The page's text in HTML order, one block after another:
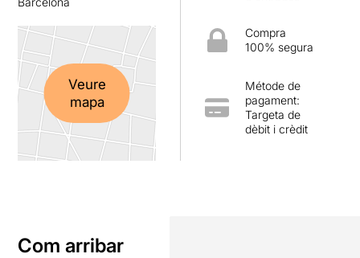
Veure
mapa
Compra
100% segura
Métode de
pagament:
Targeta de
dèbit i crèdit
Com arribar